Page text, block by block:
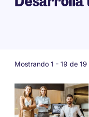
Mostrando 1 - 19 de 19